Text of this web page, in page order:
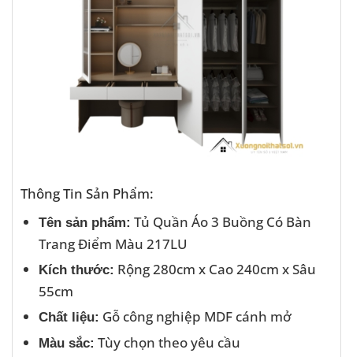
Thông Tin Sản Phẩm:
Tên sản phẩm: Tủ Quần Áo 3 Buồng Có Bàn
Trang Điểm Màu 217LU
Kích thước: Rộng 280cm x Cao 240cm x Sâu
55cm
Chất liệu: Gỗ công nghiệp MDF cánh mở
Màu sắc: Tùy chọn theo yêu cầu